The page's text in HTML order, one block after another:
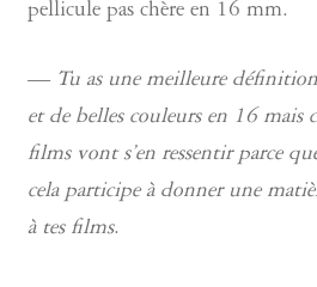
pellicule pas chère en 16 mm.
— Tu as une meilleure
et de belles couleurs en 16 mais
films vont s’en ressentir parce
cela participe à donner une
à tes films.